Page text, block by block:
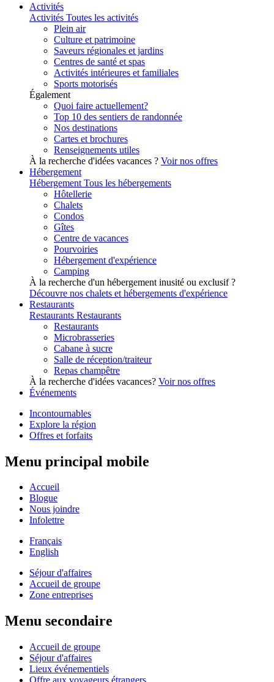
Activités
Activités Toutes les activités
Plein air
Culture et patrimoine
Saveurs régionales et jardins
Centres de santé et spas
Activités intérieures et familiales
Sports motorisés
Également
Quoi faire actuellement?
Top 10 des sentiers de randonnée
Nos destinations
Cartes et brochures
Renseignements utiles
À la recherche d'idées vacances ? Voir nos offres
Hébergement
Hébergement Tous les hébergements
Hôtellerie
Chalets
Condos
Gîtes
Centre de vacances
Pourvoiries
Hébergement d'expérience
Camping
À la recherche d'un hébergement inusité ou exclusif ?
Découvre nos chalets et hébergements d'expérience
Restaurants
Restaurants Restaurants
Restaurants
Microbrasseries
Cabane à sucre
Salle de réception/traiteur
Repas champêtre
À la recherche d'idées vacances? Voir nos offres
Événements
Incontournables
Explore la région
Offres et forfaits
Menu principal mobile
Accueil
Blogue
Nous joindre
Infolettre
Français
English
Séjour d'affaires
Accueil de groupe
Zone entreprises
Menu secondaire
Accueil de groupe
Séjour d'affaires
Lieux événementiels